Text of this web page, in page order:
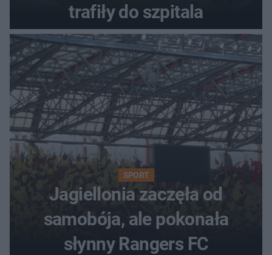
trafiły do szpitala
SPORT
Jagiellonia zaczęła od
samobója, ale pokonała
słynny Rangers FC